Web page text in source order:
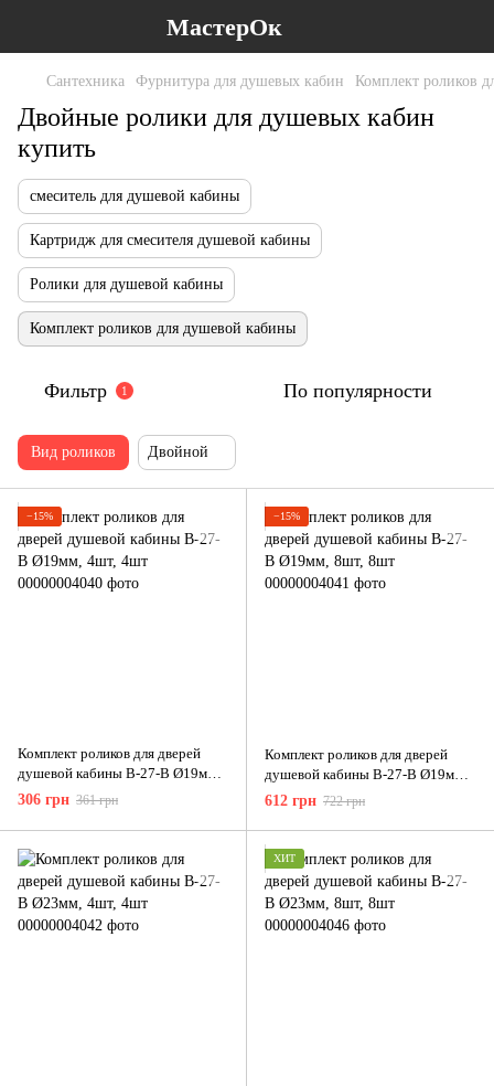
МастерОк
Сантехника Фурнитура для душевых кабин Комплект роликов
Двойные ролики для душевых кабин
купить
смеситель для душевой кабины
Картридж для смесителя душевой кабины
Ролики для душевой кабины
Комплект роликов для душевой кабины
Фильтр 1 По популярности
Вид роликов Двойной
−15%
Комплект роликов для дверей
душевой кабины В-27-В Ø19мм,
4шт, 4шт
306 грн 361 грн
−15%
Комплект роликов для дверей
душевой кабины В-27-В Ø19мм,
8шт, 8шт
612 грн 722 грн
ХИТ